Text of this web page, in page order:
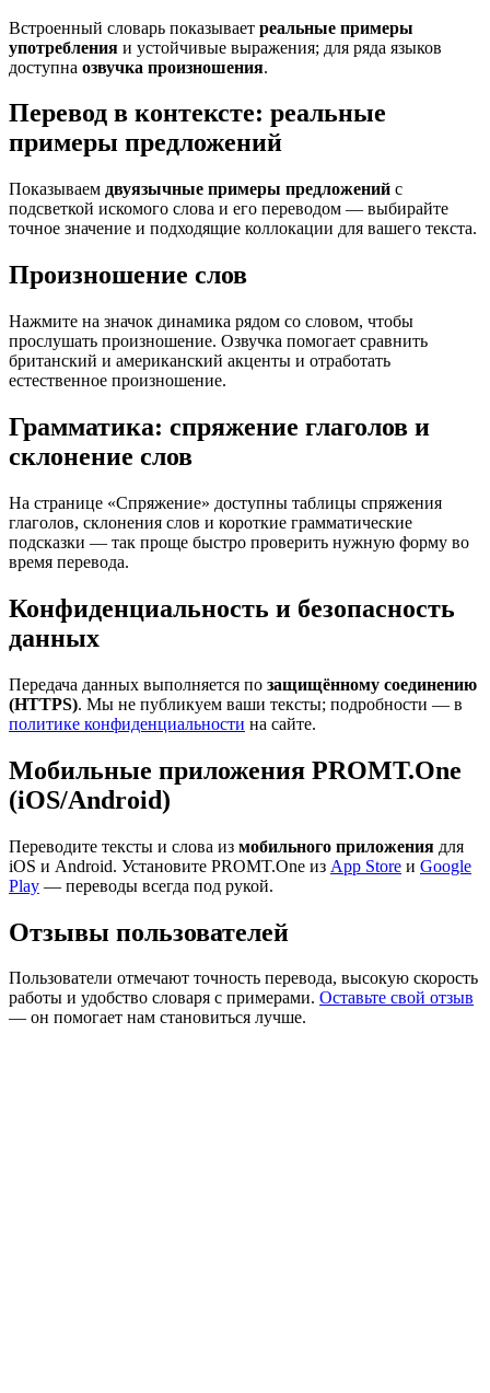
Встроенный словарь показывает реальные примеры
употребления и устойчивые выражения; для ряда языков
доступна озвучка произношения.
Перевод в контексте: реальные
примеры предложений
Показываем двуязычные примеры предложений с
подсветкой искомого слова и его переводом — выбирайте
точное значение и подходящие коллокации для вашего текста.
Произношение слов
Нажмите на значок динамика рядом со словом, чтобы
прослушать произношение. Озвучка помогает сравнить
британский и американский акценты и отработать
естественное произношение.
Грамматика: спряжение глаголов и
склонение слов
На странице «Спряжение» доступны таблицы спряжения
глаголов, склонения слов и короткие грамматические
подсказки — так проще быстро проверить нужную форму во
время перевода.
Конфиденциальность и безопасность
данных
Передача данных выполняется по защищённому соединению
(HTTPS). Мы не публикуем ваши тексты; подробности — в
политике конфиденциальности на сайте.
Мобильные приложения PROMT.One
(iOS/Android)
Переводите тексты и слова из мобильного приложения для
iOS и Android. Установите PROMT.One из App Store и Google
Play — переводы всегда под рукой.
Отзывы пользователей
Пользователи отмечают точность перевода, высокую скорость
работы и удобство словаря с примерами. Оставьте свой отзыв
— он помогает нам становиться лучше.